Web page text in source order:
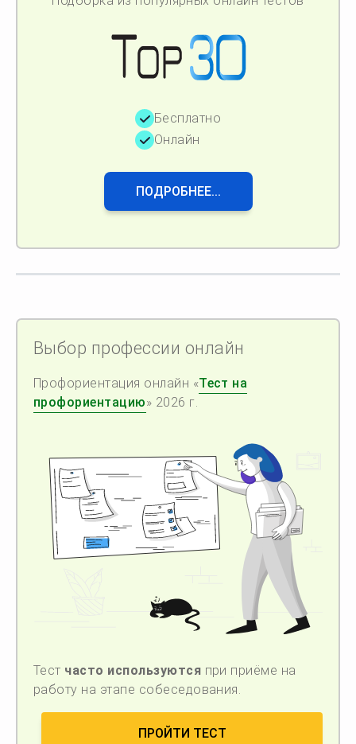
Бесплатно
Онлайн
ПОДРОБНЕЕ...
Выбор профессии онлайн
Профориентация онлайн «Тест на
профориентацию» 2026 г.
Тест часто используются при приёме на
работу на этапе собеседования.
ПРОЙТИ ТЕСТ